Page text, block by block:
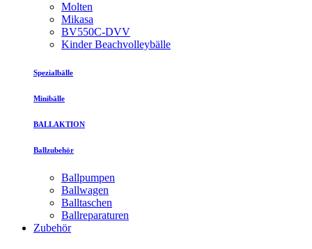
Molten
Mikasa
BV550C-DVV
Kinder Beachvolleybälle
Spezialbälle
Minibälle
BALLAKTION
Ballzubehör
Ballpumpen
Ballwagen
Balltaschen
Ballreparaturen
Zubehör